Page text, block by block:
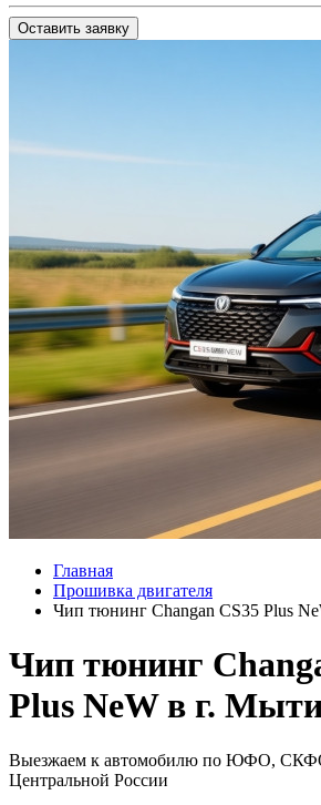
Оставить заявку
Главная
Прошивка двигателя
Чип тюнинг Changan CS35 Plus
Чип тюнинг
Plus NeW в г.
Выезжаем к автомобилю по ЮФО,
Центральной России